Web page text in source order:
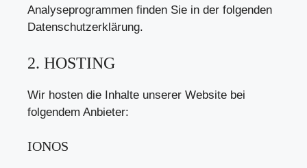
Analyseprogrammen finden Sie in der folgenden
Datenschutzerklärung.
2. HOSTING
Wir hosten die Inhalte unserer Website bei
folgendem Anbieter:
IONOS